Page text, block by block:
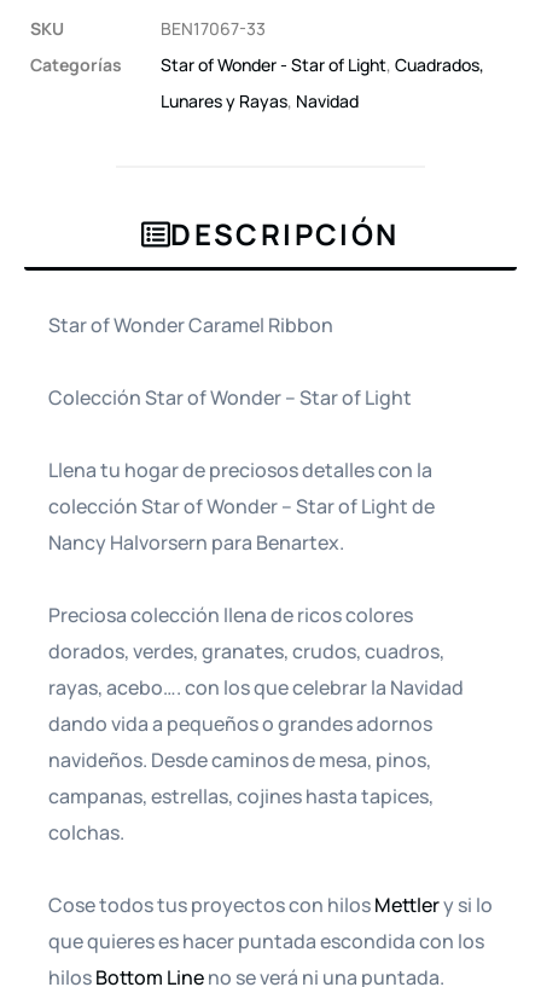
SKU
BEN17067-33
Categorías
Star of Wonder - Star of Light, Cuadrados,
Lunares y Rayas, Navidad
DESCRIPCIÓN
Star of Wonder Caramel Ribbon
Colección Star of Wonder – Star of Light
Llena tu hogar de preciosos detalles con la
colección Star of Wonder – Star of Light de
Nancy Halvorsern para Benartex.
Preciosa colección llena de ricos colores
dorados, verdes, granates, crudos, cuadros,
rayas, acebo…. con los que celebrar la Navidad
dando vida a pequeños o grandes adornos
navideños. Desde caminos de mesa, pinos,
campanas, estrellas, cojines hasta tapices,
colchas.
Cose todos tus proyectos con hilosMettlery si lo
que quieres es hacer puntada escondida con los
hilosBottom Lineno se verá ni una puntada.